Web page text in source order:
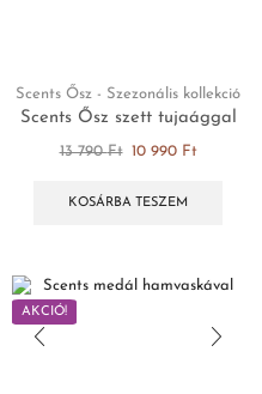
Scents Ősz - Szezonális kollekció
Scents Ősz szett tujaággal
13 790Ft 10 990 Ft
KOSÁRBA TESZEM
AKCIÓ!